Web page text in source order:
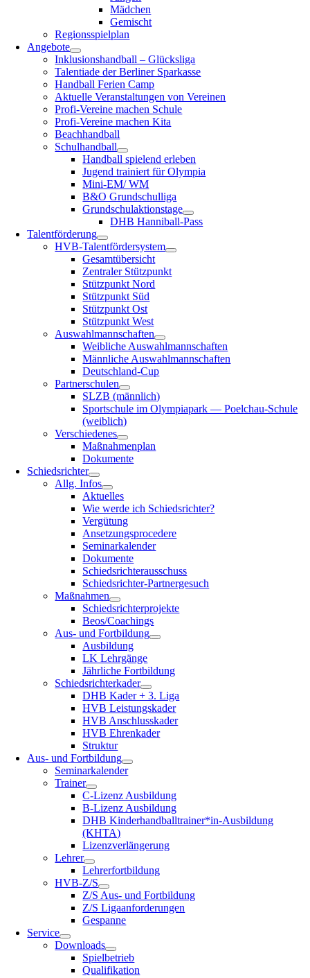
Mäd­chen
Gemischt
Regi­ons­spiel­plan
Ange­bo­te
Inklu­si­ons­hand­ball – Glücksliga
Talen­tia­de der Ber­li­ner Sparkasse
Hand­ball Feri­en Camp
Aktu­el­le Ver­an­stal­tun­gen von Vereinen
Pro­­fi-Ver­­ei­­ne machen Schule
Pro­­fi-Ver­­ei­­ne machen Kita
Beach­hand­ball
Schul­hand­ball
Hand­ball spie­lend erleben
Jugend trai­niert für Olympia
Mini-EM/ WM
B&O Grund­schul­li­ga
Grund­schul­ak­ti­ons­ta­ge
DHB Han­­ni­­ball-Pass
Talent­för­de­rung
HVB-Talen­t­­för­­der­­sys­­tem
Gesamt­über­sicht
Zen­tra­ler Stützpunkt
Stütz­punkt Nord
Stütz­punkt Süd
Stütz­punkt Ost
Stütz­punkt West
Aus­wahl­mann­schaf­ten
Weib­li­che Auswahlmannschaften
Männ­li­che Auswahlmannschaften
Deu­t­­sch­­­land-Cup
Part­ner­schu­len
SLZB (männ­lich)
Sport­schu­le im Olym­pia­park — Poel­chau-Schu­­le
(weib­lich)
Ver­schie­de­nes
Maß­nah­men­plan
Doku­men­te
Schieds­rich­ter
Allg. Infos
Aktu­el­les
Wie wer­de ich Schiedsrichter?
Ver­gü­tung
Anset­zungs­pro­ce­de­re
Semi­narka­len­der
Doku­men­te
Schieds­rich­ter­aus­schuss
Schieds­­rich­­ter-Par­t­­ner­­ge­­such
Maß­nah­men
Schieds­rich­ter­pro­jek­te
Beos/Coachings
Aus- und Fortbildung
Aus­bil­dung
LK Lehr­gän­ge
Jähr­li­che Fortbildung
Schieds­rich­ter­ka­der
DHB Kader + 3. Liga
HVB Leis­tungs­ka­der
HVB Anschluss­ka­der
HVB Ehren­ka­der
Struk­tur
Aus- und Fortbildung
Semi­narka­len­der
Trai­ner
C‑Lizenz Aus­bil­dung
B‑Lizenz Aus­bil­dung
DHB Kinderhandballtrainer*in-Ausbildung
(KHTA)
Lizenz­ver­län­ge­rung
Leh­rer
Leh­rer­fort­bil­dung
HVB‑Z/S
Z/S Aus- und Fortbildung
Z/S Liga­an­for­de­run­gen
Gespan­ne
Ser­vice
Down­loads
Spiel­be­trieb
Qua­li­fi­ka­ti­on